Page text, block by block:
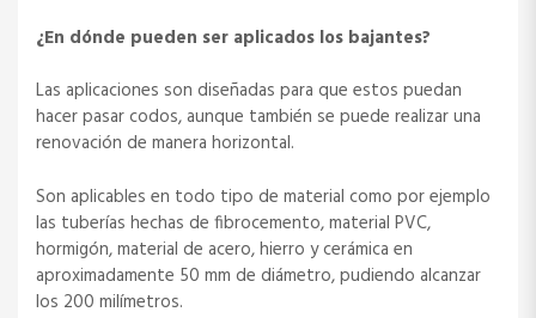
¿En dónde pueden ser aplicados los bajantes?
Las aplicaciones son diseñadas para que estos puedan
hacer pasar codos, aunque también se puede realizar una
renovación de manera horizontal.
Son aplicables en todo tipo de material como por ejemplo
las tuberías hechas de fibrocemento, material PVC,
hormigón, material de acero, hierro y cerámica en
aproximadamente 50 mm de diámetro, pudiendo alcanzar
los 200 milímetros.